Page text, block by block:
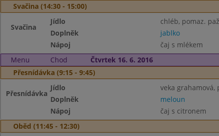
Svačina (14:30 - 15:00)
Svačina
Jídlo
chléb, pomaz.
Doplněk
jablko
Nápoj
čaj s mlékem
Menu
Chod
Čtvrtek 16. 6. 2016
Přesnídávka (9:15 - 9:45)
Přesnídávka
Jídlo
veka
Doplněk
meloun
Nápoj
čaj s citronem
Oběd (11:45 - 12:30)